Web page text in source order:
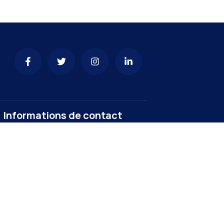
Informations de contact